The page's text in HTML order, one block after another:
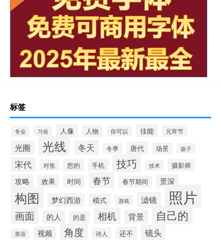
标签
专业 习俗 人像 人物 你可以 佳能 元宵节
光圈 光线 冬天 冬季 唐代 场景 孩子
宋代 对焦 您的 手机 技巧 技术 摄影师
攻略 效果 时间 春节 春节期间 景深
构图 梦幻西游 模式 游戏 滤镜 照片
画面 的人 的是 相机 背景 自己的
英语 视频 角度 诗人 还不 镜头